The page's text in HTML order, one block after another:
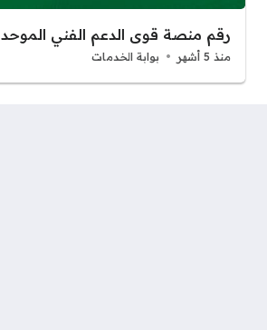
رقم منصة قوى الدعم الفني الموحد
منذ 5 أشهر بوابة الخدمات